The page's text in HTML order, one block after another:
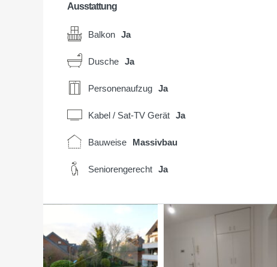
Ausstattung
Balkon Ja
Dusche Ja
Personenaufzug Ja
Kabel / Sat-TV Gerät Ja
Bauweise Massivbau
Seniorengerecht Ja